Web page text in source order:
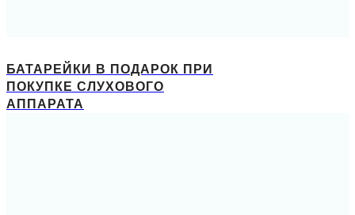
БАТАРЕЙКИ В ПОДАРОК ПРИ
ПОКУПКЕ СЛУХОВОГО
АППАРАТА